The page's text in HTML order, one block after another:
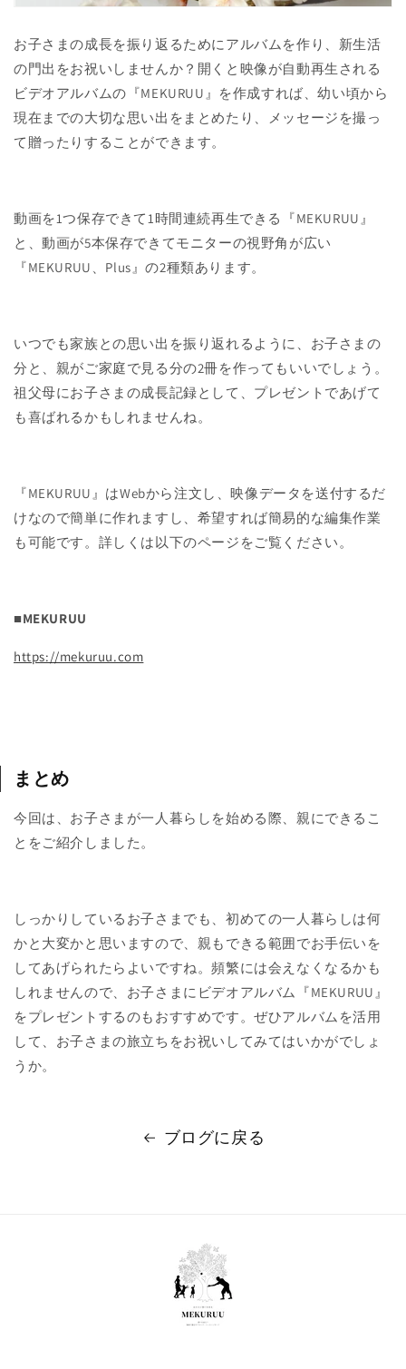
お子さまの成長を振り返るためにアルバムを作り、新生活
の門出をお祝いしませんか？開くと映像が自動再生される
ビデオアルバムの『MEKURUU』を作成すれば、幼い頃から
現在までの大切な思い出をまとめたり、メッセージを撮っ
て贈ったりすることができます。
動画を1つ保存できて1時間連続再生できる『MEKURUU』
と、動画が5本保存できてモニターの視野角が広い
『MEKURUU、Plus』の2種類あります。
いつでも家族との思い出を振り返れるように、お子さまの
分と、親がご家庭で見る分の2冊を作ってもいいでしょう。
祖父母にお子さまの成長記録として、プレゼントであげて
も喜ばれるかもしれませんね。
『MEKURUU』はWebから注文し、映像データを送付するだ
けなので簡単に作れますし、希望すれば簡易的な編集作業
も可能です。詳しくは以下のページをご覧ください。
■MEKURUU
https://mekuruu.com
まとめ
今回は、お子さまが一人暮らしを始める際、親にできるこ
とをご紹介しました。
しっかりしているお子さまでも、初めての一人暮らしは何
かと大変かと思いますので、親もできる範囲でお手伝いを
してあげられたらよいですね。頻繁には会えなくなるかも
しれませんので、お子さまにビデオアルバム『MEKURUU』
をプレゼントするのもおすすめです。ぜひアルバムを活用
して、お子さまの旅立ちをお祝いしてみてはいかがでしょ
うか。
ブログに戻る